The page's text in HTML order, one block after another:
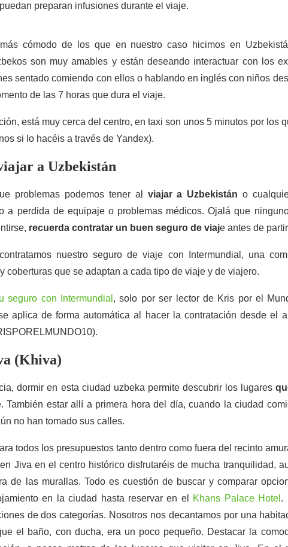
preparan infusiones durante el viaje.
cómodo de los que en nuestro caso hicimos en
son muy amables y están deseando interactuar con los
sentado comiendo con ellos o hablando en inglés con niños
de las 7 horas que dura el viaje.
está muy cerca del centro, en taxi son unos 5 minutos por los
si lo hacéis a través de Yandex).
a Uzbekistán
problemas podemos tener al viajar a Uzbekistán o
a perdida de equipaje o problemas médicos. Ojalá que
recuerda contratar un buen seguro de viaje antes de
nuestro seguro de viaje con Intermundial, una
coberturas que se adaptan a cada tipo de viaje y de viajero.
seguro con Intermundial , solo por ser lector de Kris por el
aplica de forma automática al hacer la contratación desde el
(Khiva)
dormir en esta ciudad uzbeka permite descubrir los lugares
También estar allí a primera hora del día, cuando la ciudad
no han tomado sus calles.
todos los presupuestos tanto dentro como fuera del recinto
Jiva en el centro histórico disfrutaréis de mucha tranquilidad,
de las murallas. Todo es cuestión de buscar y comparar
en la ciudad hasta reservar en el Khans Palace Hotel .
de dos categorías. Nosotros nos decantamos por una
el baño, con ducha, era un poco pequeño. Destacar la